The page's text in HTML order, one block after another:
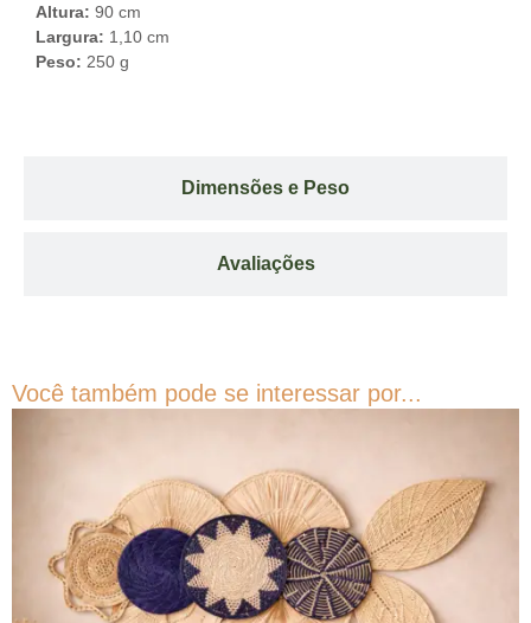
Dimensões e Peso
Avaliações
Altura: 90 cm
Largura: 1,10 cm
Peso: 250 g
Você também pode se interessar por...